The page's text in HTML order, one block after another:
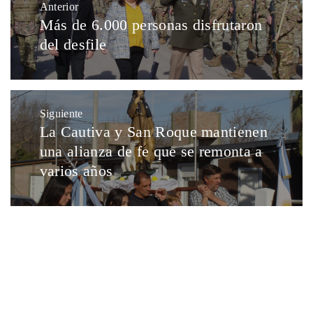
Anterior
Más de 6.000 personas disfrutaron
del desfile
Siguiente
La Cautiva y San Roque mantienen
una alianza de fe que se remonta a
varios años